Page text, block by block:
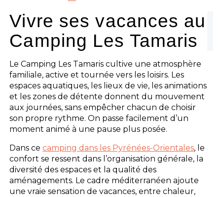
Vivre ses vacances au
Camping Les Tamaris
Le Camping Les Tamaris cultive une atmosphère
familiale, active et tournée vers les loisirs. Les
espaces aquatiques, les lieux de vie, les animations
et les zones de détente donnent du mouvement
aux journées, sans empêcher chacun de choisir
son propre rythme. On passe facilement d’un
moment animé à une pause plus posée.
Dans cecamping dans les Pyrénées-Orientales, le
confort se ressent dans l’organisation générale, la
diversité des espaces et la qualité des
aménagements. Le cadre méditerranéen ajoute
une vraie sensation de vacances, entre chaleur,